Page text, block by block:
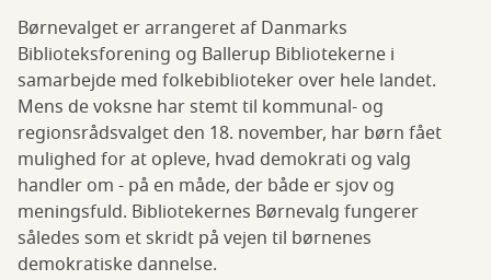
Børnevalget er arrangeret af Danmarks
Biblioteksforening og Ballerup Bibliotekerne i
samarbejde med folkebiblioteker over hele landet.
Mens de voksne har stemt til kommunal- og
regionsrådsvalget den 18. november, har børn fået
mulighed for at opleve, hvad demokrati og valg
handler om - på en måde, der både er sjov og
meningsfuld. Bibliotekernes Børnevalg fungerer
således som et skridt på vejen til børnenes
demokratiske dannelse.